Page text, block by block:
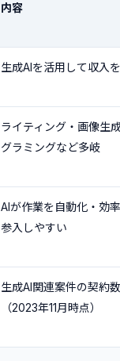
内容
生成AIを活用して収入
ライティング・画像生
グラミングなど多岐
AIが作業を自動化・効
参入しやすい
生成AI関連案件の契約
（2023年11月時点）